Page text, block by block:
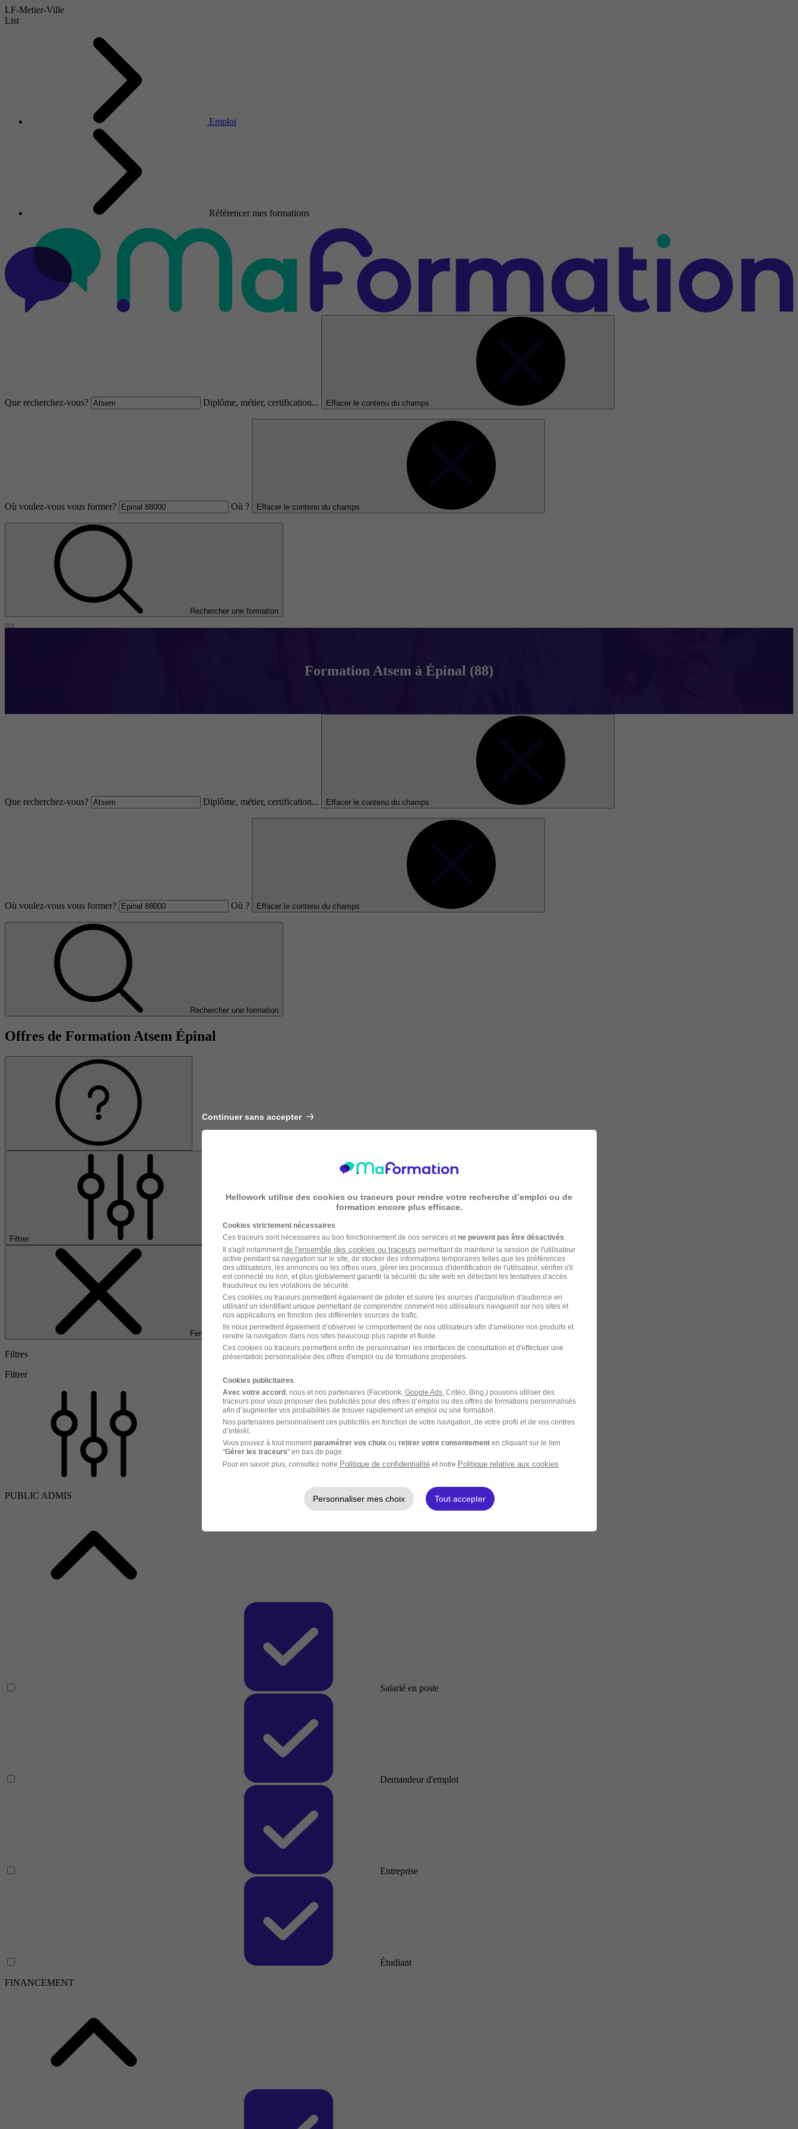
LF-Metier-Ville
List
Emploi
Référencer mes formations
Que recherchez-vous? Diplôme, métier, certification... Effacer le contenu du champs
Où voulez-vous vous former? Où ? Effacer le contenu du champs
Rechercher une formation
Formation Atsem à Épinal (88)
Que recherchez-vous? Diplôme, métier, certification... Effacer le contenu du champs
Où voulez-vous vous former? Où ? Effacer le contenu du champs
Rechercher une formation
Offres de Formation Atsem Épinal
Filtrer
Fermer
Filtres
Filtrer
PUBLIC ADMIS
Salarié en poste
Demandeur d'emploi
Entreprise
Étudiant
FINANCEMENT
Continuer sans accepter
Hellowork utilise des cookies ou traceurs pour rendre votre recherche d’emploi ou de
formation encore plus efficace.
Cookies strictement nécessaires
Ces traceurs sont nécessaires au bon fonctionnement de nos services et ne peuvent pas être désactivés
Il s'agit notamment de l'ensemble des cookies ou traceurs permettant de maintenir la session de l'utilisateur
active pendant sa navigation sur le site, de stocker des informations temporaires telles que les préférences
des utilisateurs, les annonces ou les offres vues, gérer les processus d'identification de l'utilisateur, vérifier s'il
est connecté ou non, et plus globalement garantir la sécurité du site web en détectant les tentatives d'accès
frauduleux ou les violations de sécurité.
Ces cookies ou traceurs permettent également de piloter et suivre les sources d'acquisition d'audience en
utilisant un identifiant unique permettant de comprendre comment nos utilisateurs naviguent sur nos sites et
nos applications en fonction des différentes sources de trafic.
Ils nous permettent également d’observer le comportement de nos utilisateurs afin d'améliorer nos produits et
rendre la navigation dans nos sites beaucoup plus rapide et fluide.
Ces cookies ou traceurs permettent enfin de personnaliser les interfaces de consultation et d'effectuer une
présentation personnalisée des offres d'emploi ou de formations proposées.
Cookies publicitaires
Avec votre accord, nous et nos partenaires (Facebook, Google Ads, Critéo, Bing,) pouvons utiliser des
traceurs pour vous proposer des publicités pour des offres d’emploi ou des offres de formations personnalisés
afin d’augmenter vos probabilités de trouver rapidement un emploi ou une formation.
Nos partenaires personnalisent ces publicités en fonction de votre navigation, de votre profil et de vos centres
d’intérêt.
Vous pouvez à tout moment paramétrer vos choix ou retirer votre consentementen cliquant sur le lien
"Gérer les traceurs" en bas de page.
Pour en savoir plus, consultez notre Politique de confidentialitéet notre Politique relative aux cookies
Personnaliser mes choix Tout accepter